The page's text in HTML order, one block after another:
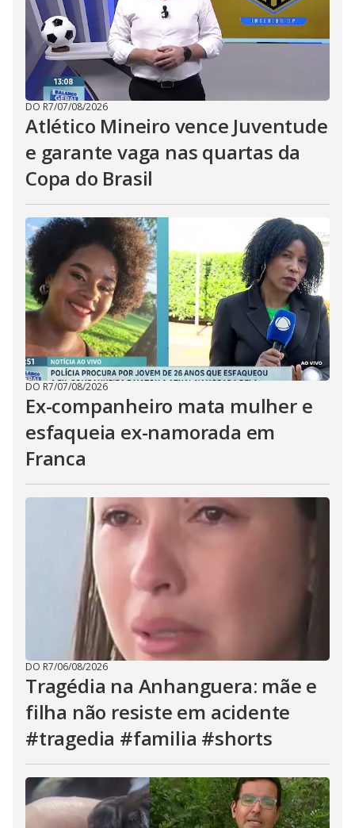
DO R7/07/08/2026
Atlético Mineiro vence Juventude
e garante vaga nas quartas da
Copa do Brasil
DO R7/07/08/2026
Ex-companheiro mata mulher e
esfaqueia ex-namorada em
Franca
DO R7/06/08/2026
Tragédia na Anhanguera: mãe e
filha não resiste em acidente
#tragedia #familia #shorts